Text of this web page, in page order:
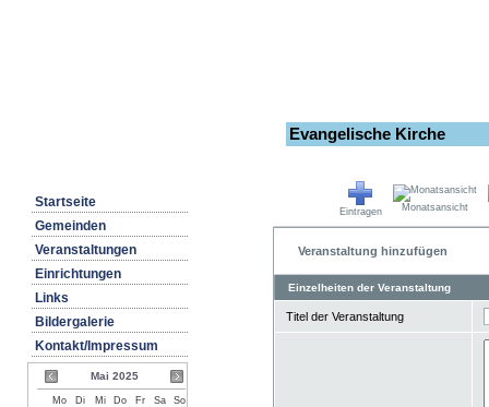
Evangelische Kirche
Startseite
Gemeinden
Veranstaltungen
Einrichtungen
Links
Bildergalerie
Kontakt/Impressum
Mai 2025
Mo Di Mi Do Fr Sa So
Eintragen Monatsansicht
Veranstaltung hinzufügen
Einzelheiten der Veranstaltung
Titel der Veranstaltung